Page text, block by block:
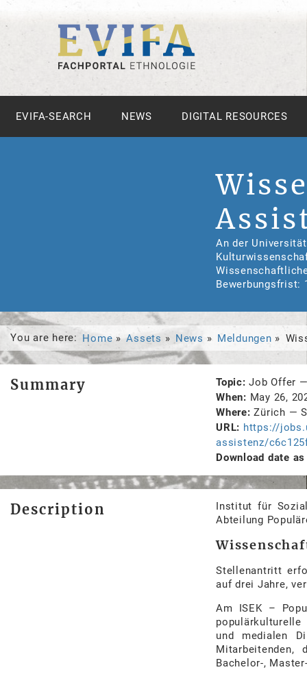
EVIFA-SEARCH NEWS DIGITAL RESOURCES
An der
Bewerbungsfrist:
You are here: Home Assets News Meldungen
Summary Topic Job Offer
When
May 26,
Where Zürich —
URL
https://
assistenz/
Download date
Description
Institut für
Abteilung
Stellenantritt
auf drei Jahre,
Am ISEK –
populärkulturelle
und medialen
Mitarbeitenden,
Bachelor-,